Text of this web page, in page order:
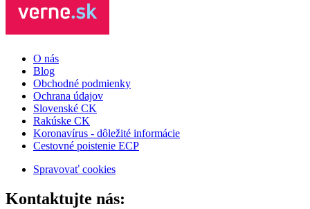
O nás
Blog
Obchodné podmienky
Ochrana údajov
Slovenské CK
Rakúske CK
Koronavírus - dôležité informácie
Cestovné poistenie ECP
Spravovať cookies
Kontaktujte nás: